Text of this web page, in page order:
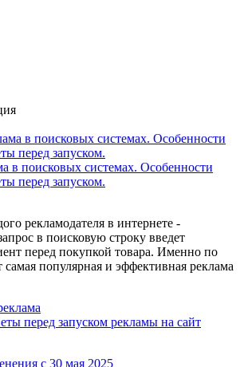
в поисковых системах. Особенности
перед запуском.
рекламодателя в интернете -
в поисковую строку введет
перед покупкой товара. Именно по
самая популярная и эффективная реклама
перед запуском рекламы на сайт
с 30 мая 2025